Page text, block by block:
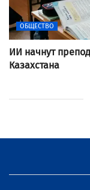
ОБЩЕСТВО
ИИ начнут
Казахстана